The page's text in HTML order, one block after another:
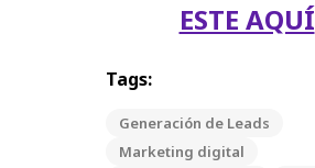
ESTE AQUÍ
Tags:
Generación de Leads
Marketing digital